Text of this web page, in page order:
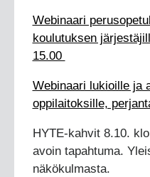
Webinaari
koulutuksen
15.00
Webinaari lukioille ja
oppilaitoksille,
HYTE-kahvit 8.10.
avoin tapahtuma.
näkökulmasta.